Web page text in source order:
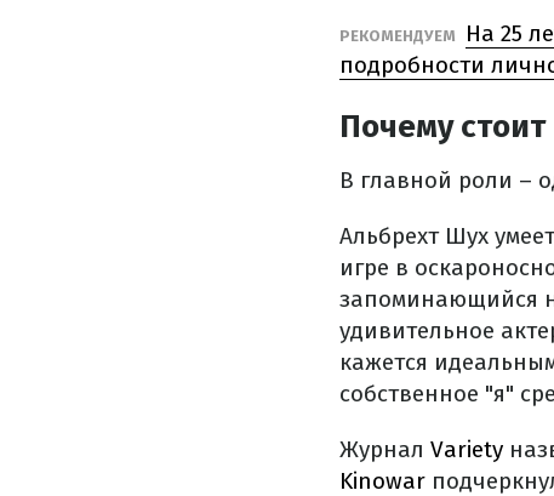
РЕКОМЕНДУЕМ
На 25
подробности
Почему
В главной роли –
Альбрехт Шух
игре в
запоминающийся
удивительное
кажется
собственное "я"
Журнал Variety
Kinowar